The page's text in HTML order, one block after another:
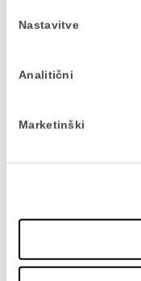
Nastavitve
Analitični
Marketinški